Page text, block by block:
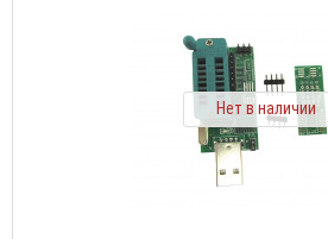
Нет в наличии